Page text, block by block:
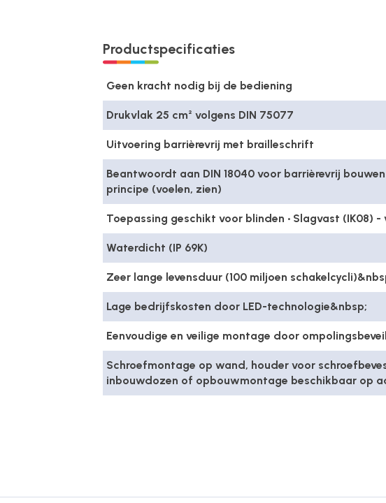
Productspecificaties
Geen kracht nodig bij de bediening
Drukvlak 25 cm² volgens DIN 75077
Uitvoering barrièrevrij met brailleschrift
Beantwoordt aan DIN 18040 voor barrièrevrij
principe (voelen, zien)
Toepassing geschikt voor blinden • Slagvast (IK08)
Waterdicht (IP 69K)
Zeer lange levensduur (100 miljoen
Lage bedrijfskosten door LED-technologie&nbsp;
Eenvoudige en veilige montage door
Schroefmontage op wand, houder voor
inbouwdozen of opbouwmontage beschikbaar op